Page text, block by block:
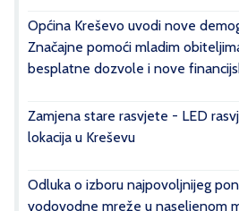
Općina Kreševo uvodi nove
Značajne pomoći mladim
besplatne dozvole i nove
Zamjena stare rasvjete - LED
lokacija u Kreševu
Odluka o izboru najpovoljnijeg
vodovodne mreže u naseljenom